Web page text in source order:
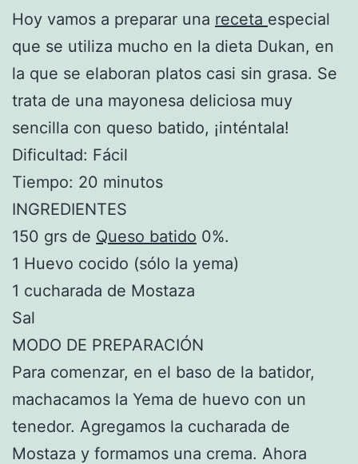
Hoy vamos a preparar una receta especial
que se utiliza mucho en la dieta Dukan, en
la que se elaboran platos casi sin grasa. Se
trata de una mayonesa deliciosa muy
sencilla con queso batido, ¡inténtala!
Dificultad: Fácil
Tiempo: 20 minutos
INGREDIENTES
150 grs de Queso batido 0%.
1 Huevo cocido (sólo la yema)
1 cucharada de Mostaza
Sal
MODO DE PREPARACIÓN
Para comenzar, en el baso de la batidor,
machacamos la Yema de huevo con un
tenedor. Agregamos la cucharada de
Mostaza y formamos una crema. Ahora